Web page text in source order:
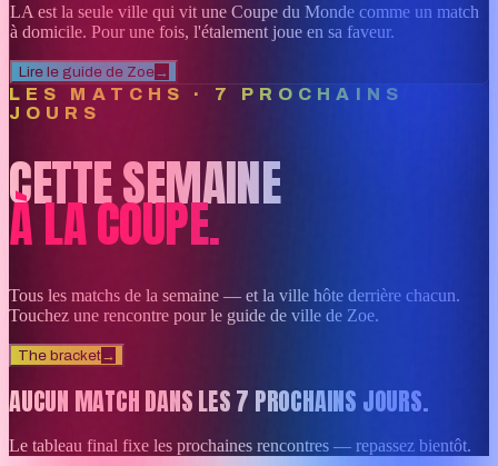
LA est la seule ville qui vit une Coupe du Monde comme un match
à domicile. Pour une fois, l'étalement joue en sa faveur.
Lire le guide de Zoe→
LES MATCHS · 7 PROCHAINS
JOURS
CETTE SEMAINE
À LA COUPE.
Tous les matchs de la semaine — et la ville hôte derrière chacun.
Touchez une rencontre pour le guide de ville de Zoe.
The bracket→
AUCUN MATCH DANS LES 7 PROCHAINS JOURS.
Le tableau final fixe les prochaines rencontres — repassez bientôt.